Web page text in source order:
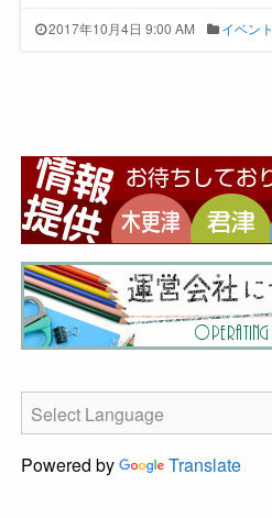
2017年10月4日 9:00 AM イベント
Powered by Translate